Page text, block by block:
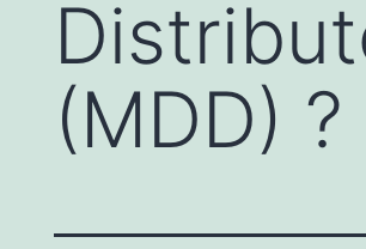
(MDD) ?